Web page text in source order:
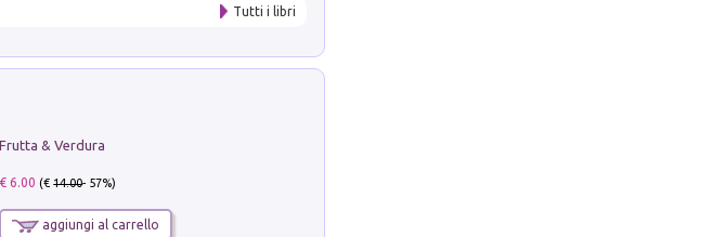
Tutti i libri
Frutta & Verdura
€ 6.00 (€14.00- 57%)
aggiungi al carrello